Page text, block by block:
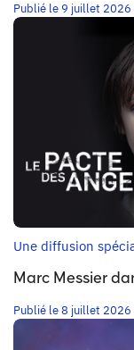
Publié le 9 juillet 2026
Une diffusion
Marc Messier
Publié le 8 juillet 2026